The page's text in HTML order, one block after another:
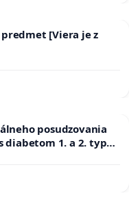
[Viera je z
posudzovania
diabetom 1. a 2. typu
SR